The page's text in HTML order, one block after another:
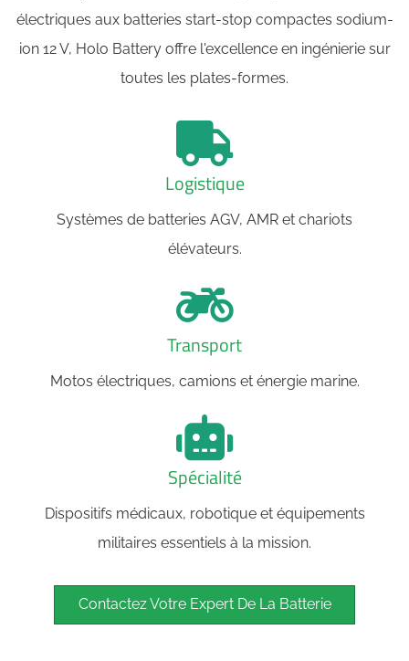
électriques aux batteries start-stop compactes sodium-
ion 12 V, Holo Battery offre l'excellence en ingénierie sur
toutes les plates-formes.
Logistique
Systèmes de batteries AGV, AMR et chariots
élévateurs.
Transport
Motos électriques, camions et énergie marine.
Spécialité
Dispositifs médicaux, robotique et équipements
militaires essentiels à la mission.
Contactez Votre Expert De La Batterie